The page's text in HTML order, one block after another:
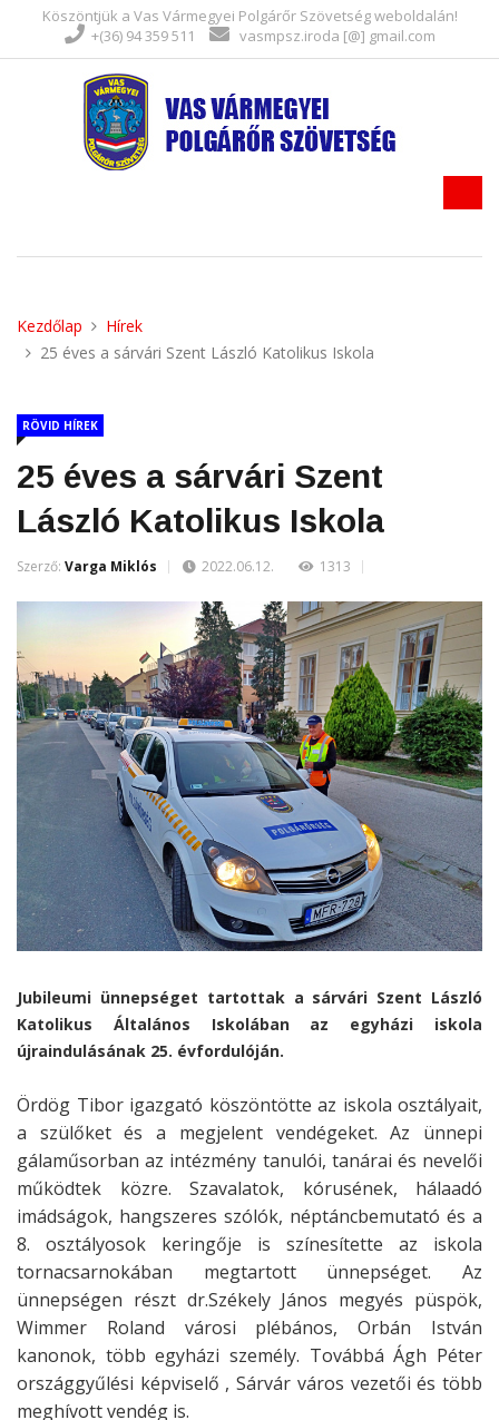
Köszöntjük a Vas Vármegyei Polgárőr Szövetség weboldalán!
+(36) 94 359 511
vasmpsz.iroda [@] gmail.com
Kezdőlap
Hírek
25 éves a sárvári Szent László Katolikus Iskola
RÖVID HÍREK
25 éves a sárvári Szent
László Katolikus Iskola
Szerző: Varga Miklós 2022.06.12. 1313
Jubileumi ünnepséget tartottak a sárvári Szent László
Katolikus Általános Iskolában az egyházi iskola
újraindulásának 25. évfordulóján.
Ördög Tibor igazgató köszöntötte az iskola osztályait,
a szülőket és a megjelent vendégeket.Az ünnepi
gálaműsorban az intézmény tanulói, tanárai és nevelői
működtek közre. Szavalatok, kórusének, hálaadó
imádságok, hangszeres szólók, néptáncbemutató és a
8. osztályosok keringője is színesítette az iskola
tornacsarnokában megtartott ünnepséget. Az
ünnepségen részt dr.Székely János megyés püspök,
Wimmer Roland városi plébános, Orbán István
kanonok, több egyházi személy. Továbbá Ágh Péter
országgyűlési képviselő , Sárvár város vezetői és több
meghívott vendég is.